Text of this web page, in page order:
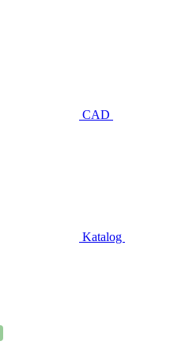
CAD
Katalog